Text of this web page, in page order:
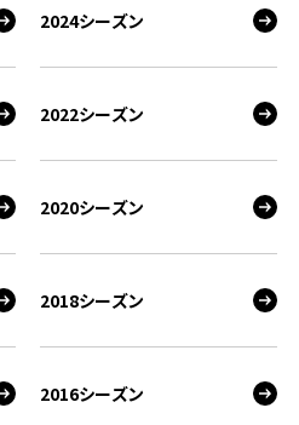
2024シーズン
2022シーズン
2020シーズン
2018シーズン
2016シーズン